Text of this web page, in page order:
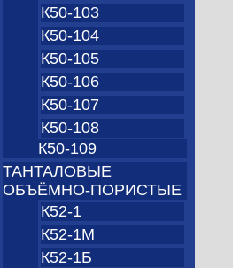
К50-103
К50-104
К50-105
К50-106
К50-107
К50-108
К50-109
ТАНТАЛОВЫЕ
ОБЪЁМНО‑ПОРИСТЫЕ
К52-1
К52-1М
К52-1Б